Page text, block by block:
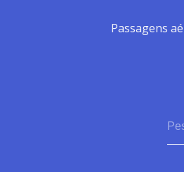
Passagens